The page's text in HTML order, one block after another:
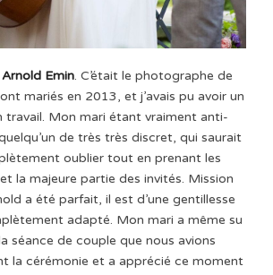
Arnold Emin. C’était le photographe de
mariés en 2013, et j’avais pu avoir un
travail. Mon mari étant vraiment anti-
de très très discret, qui saurait
oublier tout en prenant les
la majeure partie des invités. Mission
a été parfait, il est d’une gentillesse
adapté. Mon mari a même su
séance de couple que nous avions
la cérémonie et a apprécié ce moment